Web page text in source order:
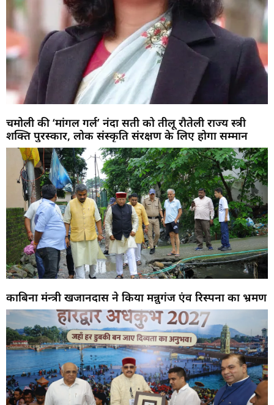
चमोली की ‘मांगल गर्ल’ नंदा सती को तीलू रौतेली राज्य स्त्री
शक्ति पुरस्कार, लोक संस्कृति संरक्षण के लिए होगा सम्मान
काबिना मंन्त्री खजानदास ने किया मन्नुगंज एंव रिस्पना का भ्रमण